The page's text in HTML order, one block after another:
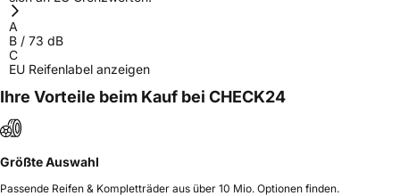
A
B / 73 dB
C
EU Reifenlabel anzeigen
Ihre Vorteile beim Kauf bei CHECK24
Größte Auswahl
Passende Reifen & Kompletträder aus über 10 Mio. Optionen finden.